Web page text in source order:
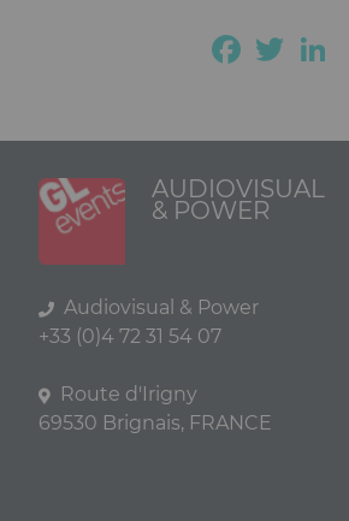
Facebook
Twitter
AUDIOVISUAL
& POWER
Audiovisual & Power
+33 (0)4 72 31 54 07
Route d'Irigny
69530 Brignais, FRANCE